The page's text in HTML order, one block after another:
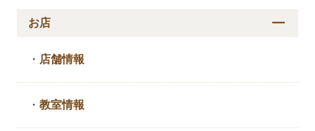
お店
・ 店舗情報
・教室情報